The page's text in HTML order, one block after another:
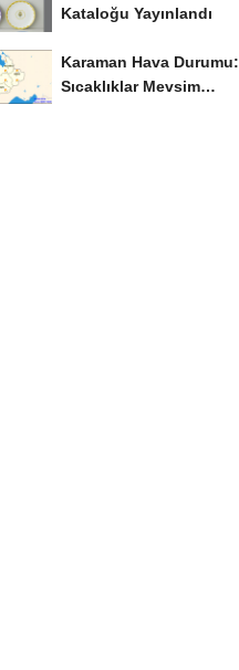
Kataloğu Yayınlandı
Karaman Hava Durumu:
Sıcaklıklar Mevsim